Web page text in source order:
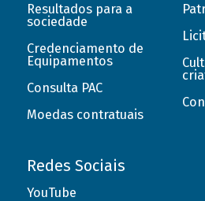
Resultados para a
sociedade
Credenciamento de
Equipamentos
Consulta PAC
Moedas contratuais
Redes Sociais
YouTube